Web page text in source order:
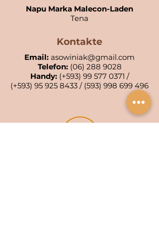
Napu Marka Malecon-Laden
Tena
Kontakte
Email: asowiniak@gmail.com
Telefon: (06) 288 9028
Handy: (+593) 99 577 0371 /
(+593) 95 925 8433 / (593) 998 699 496